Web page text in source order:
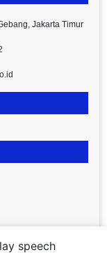
Jakarta Timur
speech